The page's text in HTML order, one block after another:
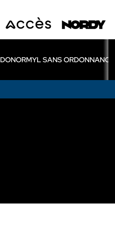
DONORMYL SANS ORDONNANCE